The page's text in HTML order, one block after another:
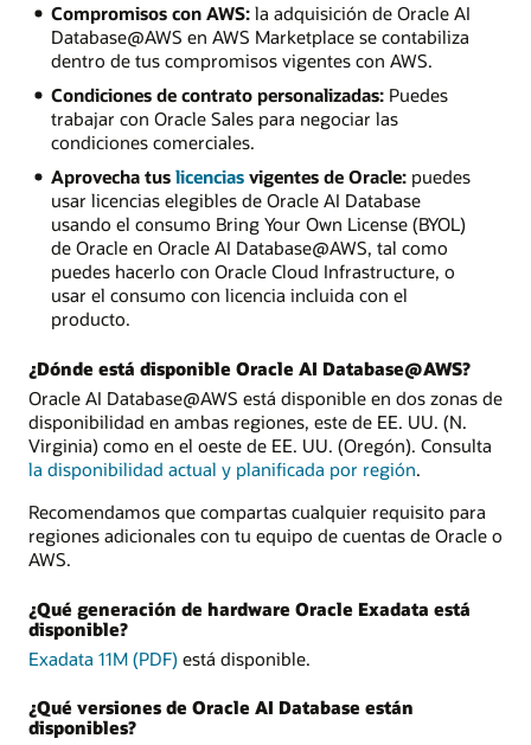
Compromisos con AWS:la adquisición de Oracle AI
Database@AWS en AWS Marketplace se contabiliza
dentro de tus compromisos vigentes con AWS.
Condiciones de contrato personalizadas:Puedes
trabajar con Oracle Sales para negociar las
condiciones comerciales.
Aprovecha tus licenciasvigentes de Oracle:puedes
usar licencias elegibles de Oracle AI Database
usando el consumo Bring Your Own License (BYOL)
de Oracle en Oracle AI Database@AWS, tal como
puedes hacerlo con Oracle Cloud Infrastructure, o
usar el consumo con licencia incluida con el
producto.
¿Dónde está disponible Oracle AI Database@AWS?
Oracle AI Database@AWS está disponible en dos zonas de
disponibilidad en ambas regiones, este de EE. UU. (N.
Virginia) como en el oeste de EE. UU. (Oregón). Consulta
la disponibilidad actual y planificada por región.
Recomendamos que compartas cualquier requisito para
regiones adicionales con tu equipo de cuentas de Oracle o
AWS.
¿Qué generación de hardware Oracle Exadata está
disponible?
Exadata 11M (PDF) está disponible.
¿Qué versiones de Oracle AI Database están
disponibles?